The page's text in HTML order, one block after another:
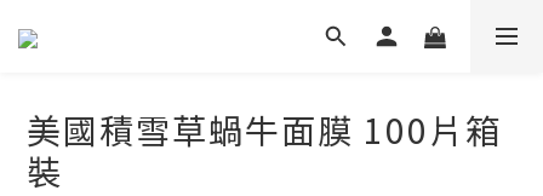
美國積雪草蝸牛面膜 100片箱
裝